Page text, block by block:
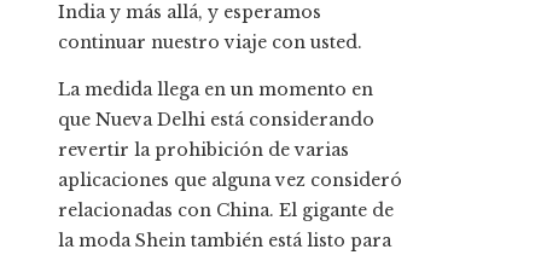
India y más allá, y esperamos
continuar nuestro viaje con usted.
La medida llega en un momento en
que Nueva Delhi está considerando
revertir la prohibición de varias
aplicaciones que alguna vez consideró
relacionadas con China. El gigante de
la moda Shein también está listo para